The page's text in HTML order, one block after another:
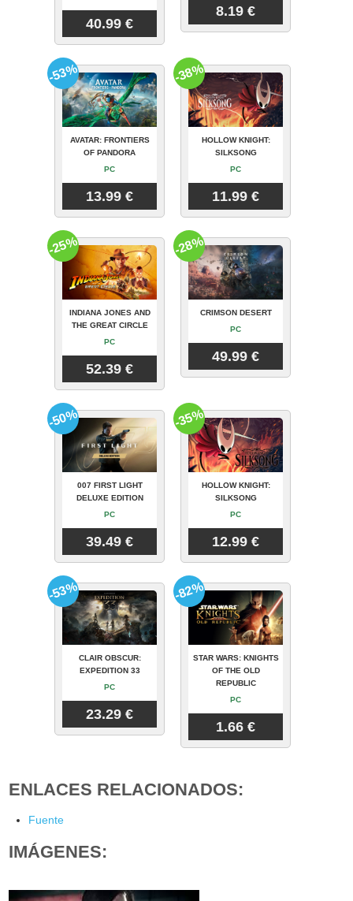
40.99 €
8.19 €
AVATAR: FRONTIERS
OF PANDORA
PC
13.99 €
-53%
HOLLOW KNIGHT:
SILKSONG
PC
11.99 €
-38%
INDIANA JONES AND
THE GREAT CIRCLE
PC
52.39 €
-25%
CRIMSON DESERT
PC
49.99 €
-28%
007 FIRST LIGHT
DELUXE EDITION
PC
39.49 €
-50%
HOLLOW KNIGHT:
SILKSONG
PC
12.99 €
-35%
CLAIR OBSCUR:
EXPEDITION 33
PC
23.29 €
-53%
STAR WARS: KNIGHTS
OF THE OLD
REPUBLIC
PC
1.66 €
-82%
ENLACES RELACIONADOS:
Fuente
IMÁGENES: